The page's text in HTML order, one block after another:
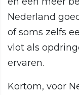
Nederland
of soms zelfs
vlot als
ervaren.
Kortom, voor